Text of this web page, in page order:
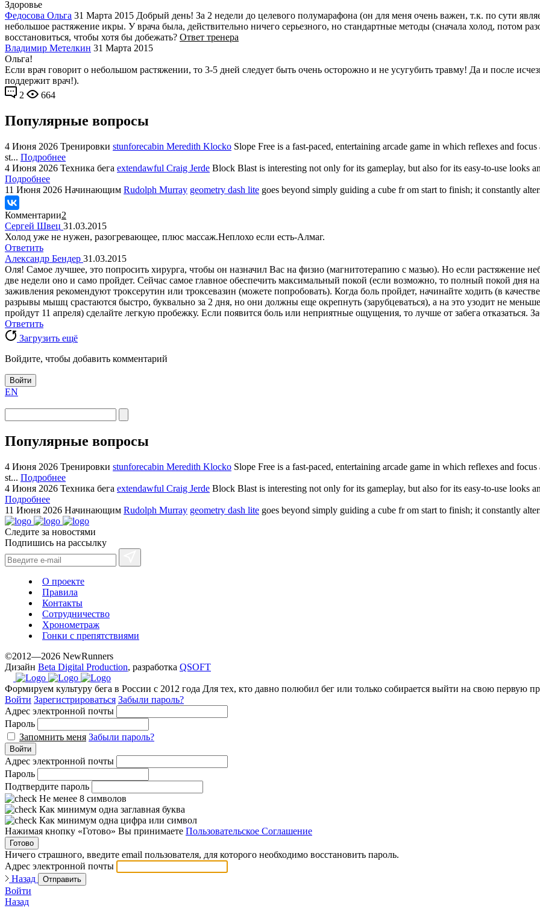
Здоровье
Федосова Ольга 31 Марта 2015 Добрый день! За 2 недели до целевого полумарафона (он для меня очень важен, т.к. по сути
небольшое растяжение икры. У врача была, действительно ничего серьезного, но стандартные методы (сначала холод, потом
восстановиться, чтобы хотя бы добежать? Ответ тренера
Владимир Метелкин 31 Марта 2015
Ольга!
Если врач говорит о небольшом растяжении, то 3-5 дней следует быть очень осторожно и не усугубить травму! Да и после
поддержит врач!).
2
664
Популярные вопросы
4 Июня 2026 Тренировки stunforecabin Meredith Klocko Slope Free is a fast-paced, entertaining arcade game in which reflexes and
st... Подробнее
4 Июня 2026 Техника бега extendawful Craig Jerde Block Blast is interesting not only for its gameplay, but also for its easy-to-use looks
Подробнее
11 Июня 2026 Начинающим Rudolph Murray geometry dash lite goes beyond simply guiding a cube fr om start to finish; it constantly
Комментарии2
Сергей Швец 31.03.2015
Холод уже не нужен, разогревающее, плюс массаж.Неплохо если есть-Алмаг.
Ответить
Александр Бендер 31.03.2015
Оля! Самое лучшее, это попросить хирурга, чтобы он назначил Вас на физио (магнитотерапию с мазью). Но если растяжение
две недели оно и само пройдет. Сейчас самое главное обеспечить максимальный покой (если возможно, то полный покой дня
заживления рекомендуют троксерутин или троксевазин (можете попробовать). Когда боль пройдет, начинайте ходить (в
разрывы мышц срастаются быстро, буквально за 2 дня, но они должны еще окрепнуть (зарубцеваться), а на это узодит не
пройдут 11 апреля) сделайте легкую пробежку. Если появится боль или неприятные ощущения, то лучше от забега отказаться.
Ответить
Загрузить ещё
Войдите, чтобы добавить комментарий
Войти
EN
Популярные вопросы
4 Июня 2026 Тренировки stunforecabin Meredith Klocko Slope Free is a fast-paced, entertaining arcade game in which reflexes and
st... Подробнее
4 Июня 2026 Техника бега extendawful Craig Jerde Block Blast is interesting not only for its gameplay, but also for its easy-to-use looks
Подробнее
11 Июня 2026 Начинающим Rudolph Murray geometry dash lite goes beyond simply guiding a cube fr om start to finish; it constantly
Следите за новостями
Подпишись на рассылку
О проекте
Правила
Контакты
Сотрудничество
Хронометраж
Гонки с препятствиями
©2012—2026 NewRunners
Дизайн Beta Digital Production, разработка QSOFT
Формируем культуру бега в России с 2012 года Для тех, кто давно полюбил бег или только собирается выйти на свою первую
Войти Зарегистрироваться Забыли пароль?
Адрес электронной почты
Пароль
Запомнить меня Забыли пароль?
Войти
Адрес электронной почты
Пароль
Подтвердите пароль
Не менее 8 символов
Как минимум одна заглавная буква
Как минимум одна цифра или символ
Нажимая кнопку «Готово» Вы принимаете Пользовательское Соглашение
Готово
Ничего страшного, введите email пользователя, для которого необходимо восстановить пароль.
Адрес электронной почты
Назад
Отправить
Войти
Назад